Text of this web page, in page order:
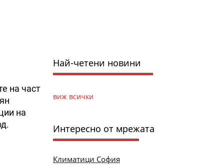
на част
на
Най-четени новини
виж всички
Интересно от мрежата
Климатици София